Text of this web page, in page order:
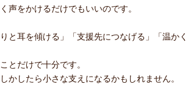
声をかけるだけでもいいのです。
と耳を傾ける」「支援先につなげる」「温か
とだけで十分です。
かしたら小さな支えになるかもしれません。